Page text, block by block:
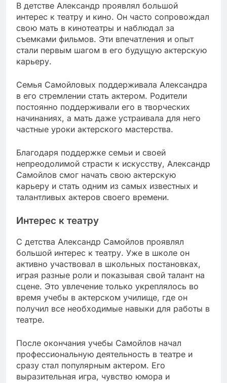
В детстве Александр проявлял большой
интерес к театру и кино. Он часто сопровождал
свою мать в кинотеатры и наблюдал за
съемками фильмов. Эти впечатления и опыт
стали первым шагом в его будущую актерскую
карьеру.
Семья Самойловых поддерживала Александра
в его стремлении стать актером. Родители
постоянно поддерживали его в творческих
начинаниях, а мать даже устраивала для него
частные уроки актерского мастерства.
Благодаря поддержке семьи и своей
непреодолимой страсти к искусству, Александр
Самойлов смог начать свою актерскую
карьеру и стать одним из самых известных и
талантливых актеров своего времени.
Интерес к театру
С детства Александр Самойлов проявлял
большой интерес к театру. Уже в школе он
активно участвовал в школьных постановках,
играя разные роли и показывая свой талант на
сцене. Это увлечение только укреплялось во
время учебы в актерском училище, где он
получил все необходимые навыки для работы в
театре.
После окончания учебы Самойлов начал
профессиональную деятельность в театре и
сразу стал популярным актером. Его
выразительная игра, чувство юмора и